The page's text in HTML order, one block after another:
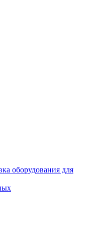
оборудования для